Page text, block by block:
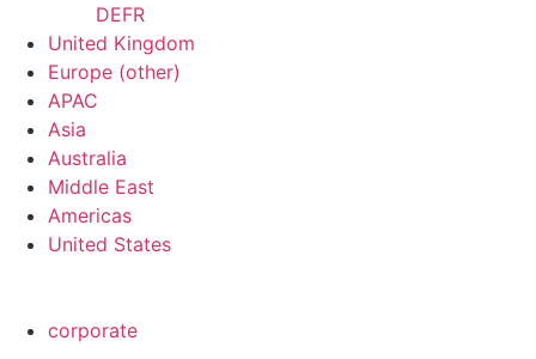
DEFR
United Kingdom
Europe (other)
APAC
Asia
Australia
Middle East
Americas
United States
corporate